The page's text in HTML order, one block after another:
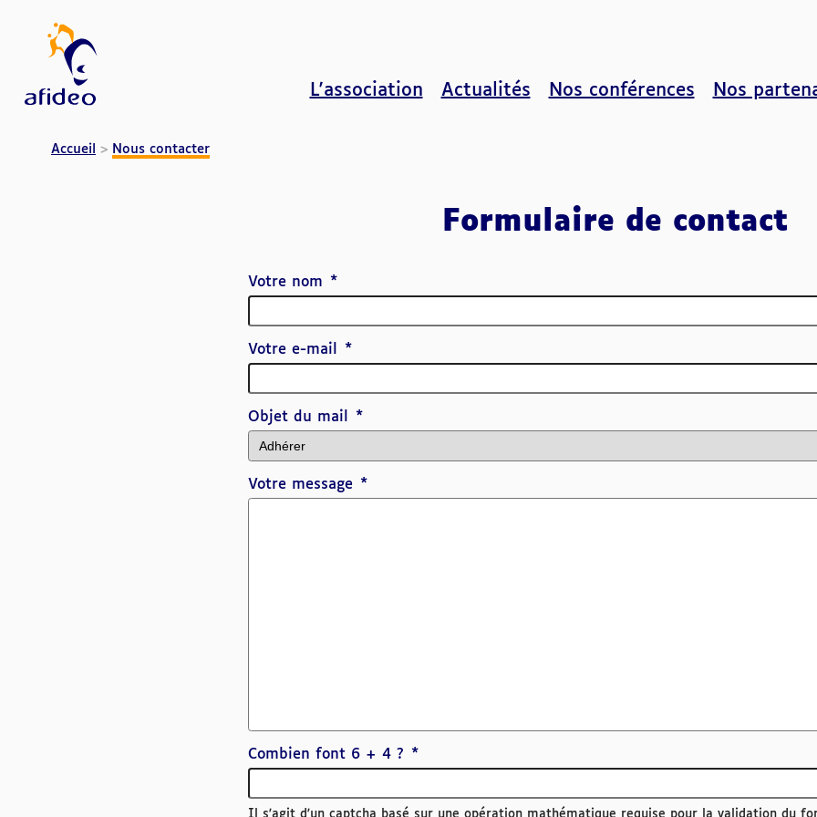
L'association Actualités Nos conférences Nos
Accueil Nous contacter
Formulaire de contact
Votre nom
Votre e-mail
Objet du mail
Votre message
Combien font 6 + 4 ?